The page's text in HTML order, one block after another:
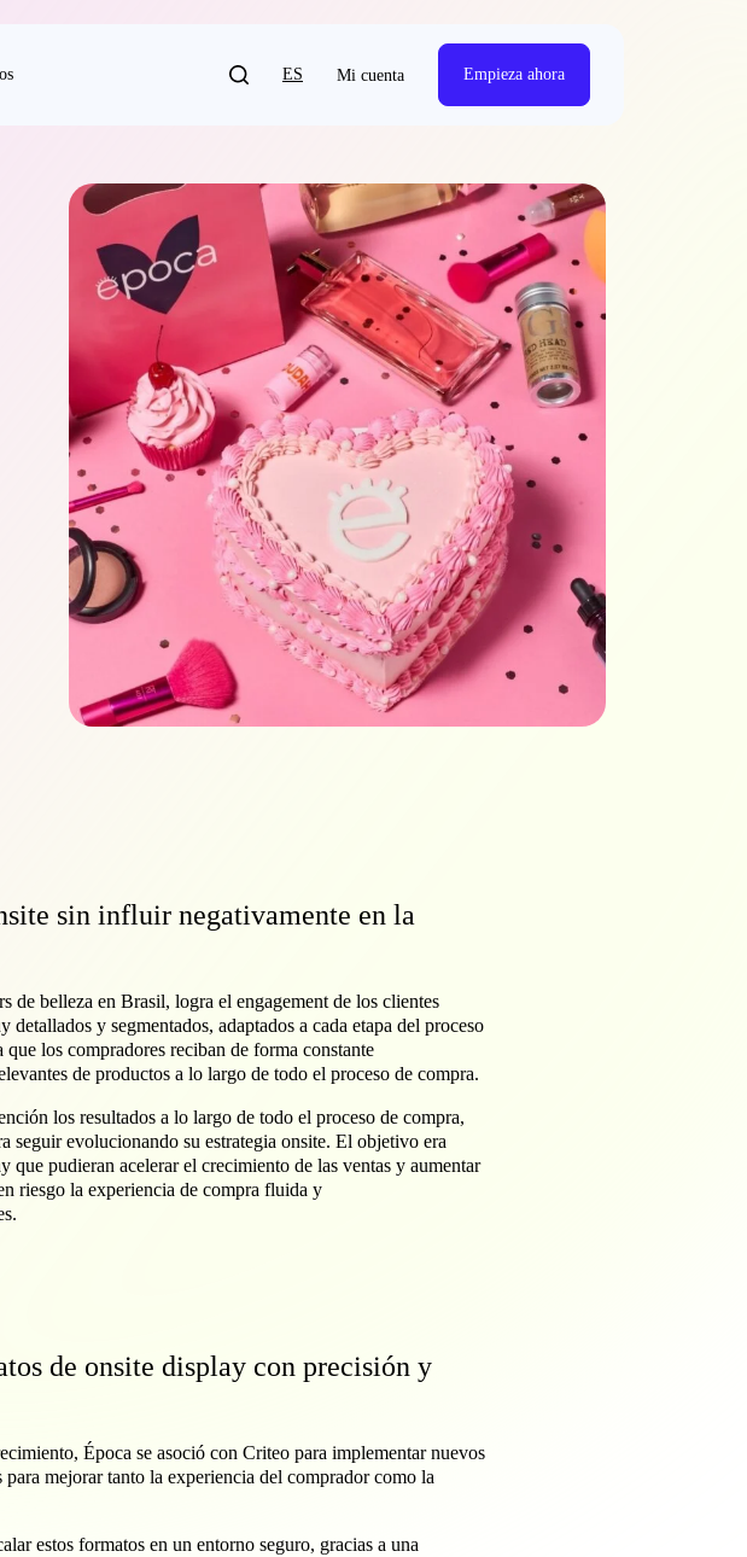
ES Mi cuenta Empieza ahora
sin influir negativamente en la
de belleza en Brasil, logra el engagement de los clientes
y segmentados, adaptados a cada etapa del proceso
los compradores reciban de forma constante
de productos a lo largo de todo el proceso de compra.
los resultados a lo largo de todo el proceso de compra,
seguir evolucionando su estrategia onsite. El objetivo era
que pudieran acelerar el crecimiento de las ventas y aumentar
riesgo la experiencia de compra fluida y
de onsite display con precisión y
Época se asoció con Criteo para implementar nuevos
mejorar tanto la experiencia del comprador como la
estos formatos en un entorno seguro, gracias a una